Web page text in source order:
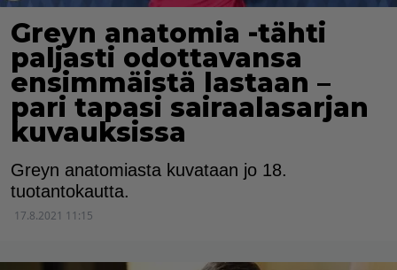
Greyn anatomia -tähti
paljasti odottavansa
ensimmäistä lastaan –
pari tapasi sairaalasarjan
kuvauksissa
Greyn anatomiasta kuvataan jo 18.
tuotantokautta.
17.8.2021 11:15